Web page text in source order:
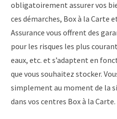
obligatoirement assurer vos
ces démarches, Box à la Carte
Assurance vous offrent des
pour les risques les plus
eaux, etc. et s’adaptent en
que vous souhaitez stocker.
simplement au moment de la
dans vos centres Box à la Carte.